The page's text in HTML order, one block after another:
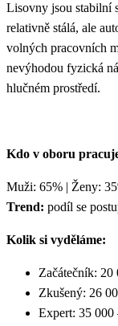
Lisovny jsou stabilní
relativně stálá, ale
volných pracovních
nevýhodou fyzická
hlučném prostředí.
Kdo v oboru
Muži: 65% | Ženy:
Trend: podíl se
Kolik si vyděláme:
Začátečník: 20
Zkušený: 26
Expert: 35 000